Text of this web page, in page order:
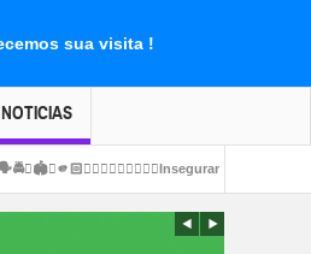
sua visita !
publica 🚔 🚓 🫵🏻 🚨 estádio